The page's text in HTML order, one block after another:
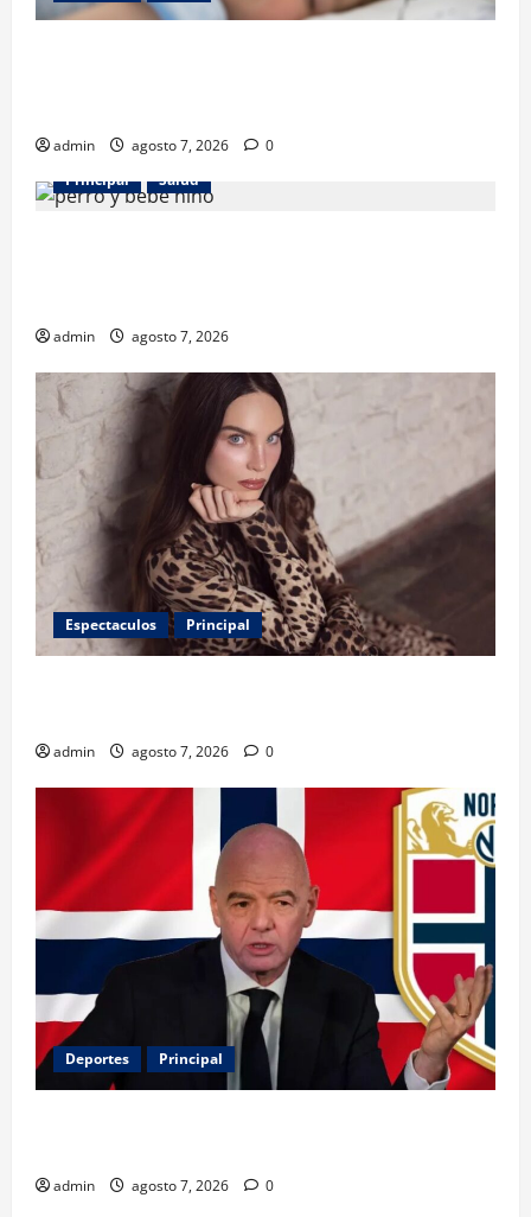
admin agosto 7, 2026
0
Principal
Salud
admin agosto 7, 2026
Espectaculos Principal
admin agosto 7, 2026 0
Deportes Principal
admin agosto 7, 2026 0